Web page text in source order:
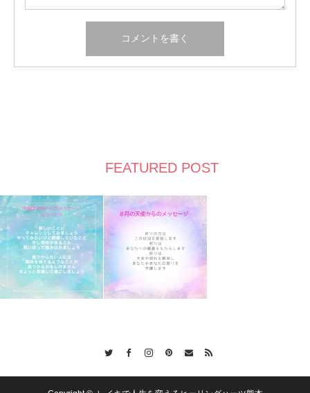
FEATURED POST